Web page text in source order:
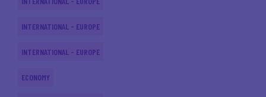
INTERNATIONAL - EUROPE
INTERNATIONAL - EUROPE
ECONOMY